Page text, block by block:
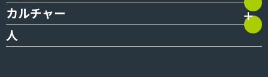
カルチャー
人